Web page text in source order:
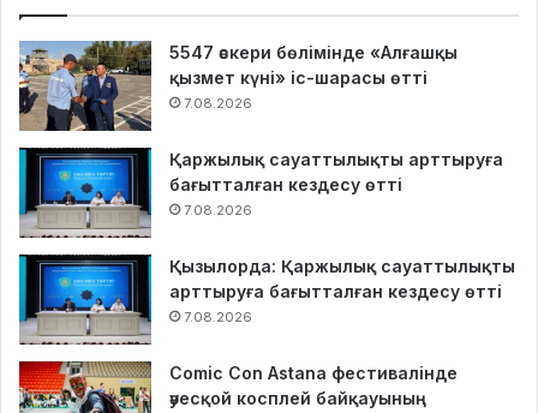
5547 әскери бөлімінде «Алғашқы
қызмет күні» іс-шарасы өтті
7.08.2026
Қаржылық сауаттылықты арттыруға
бағытталған кездесу өтті
7.08.2026
Қызылорда: Қаржылық сауаттылықты
арттыруға бағытталған кездесу өтті
7.08.2026
Comic Con Astana фестивалінде
әуесқой косплей байқауының